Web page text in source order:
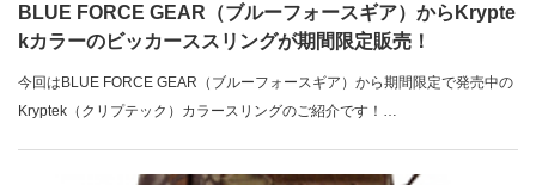
BLUE FORCE GEAR（ブルーフォースギア）からKrypte
kカラーのビッカーススリングが期間限定販売！
今回はBLUE FORCE GEAR（ブルーフォースギア）から期間限定で発売中の
Kryptek（クリプテック）カラースリングのご紹介です！…